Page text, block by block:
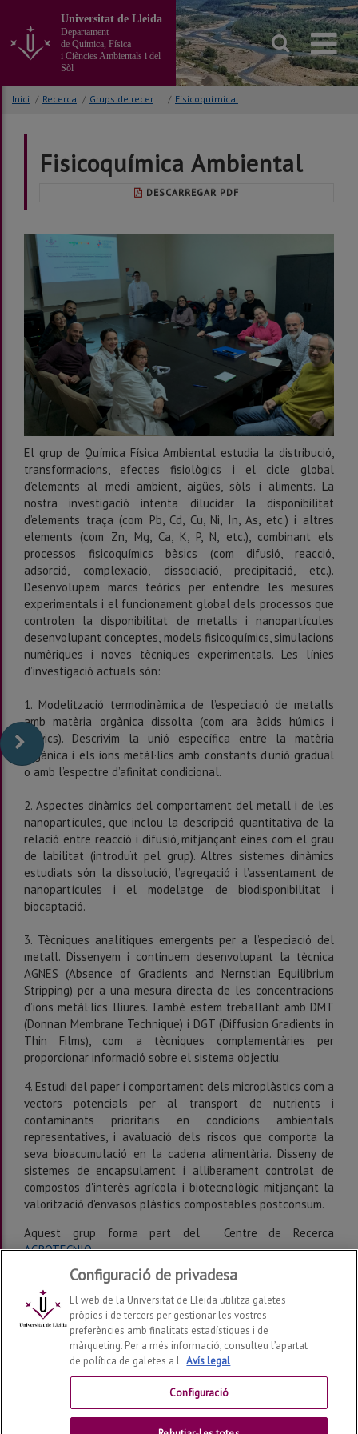
contingut
principal
la
pàgina
Universitat de Lleida
Departament
de Química, Física
i Ciències Ambientals i del
Sòl
Inici / Recerca / Grups de recerca / Fisicoquímica Ambiental
Fisicoquímica Ambiental
DESCARREGAR PDF
El grup de Química Física Ambiental estudia la distribució,
transformacions, efectes fisiològics i el cicle global
d’elements al medi ambient, aigües, sòls i aliments. La
nostra investigació intenta dilucidar la disponibilitat
d’elements traça (com Pb, Cd, Cu, Ni, In, As, etc.) i altres
elements (com Zn, Mg, Ca, K, P, N, etc.), combinant els
processos fisicoquímics bàsics (com difusió, reacció,
adsorció, complexació, dissociació, precipitació, etc.).
Desenvolupem marcs teòrics per entendre les mesures
experimentals i el funcionament global dels processos que
controlen la disponibilitat de metalls i nanopartícules
desenvolupant conceptes, models fisicoquímics, simulacions
numèriques i noves tècniques experimentals. Les línies
d’investigació actuals són:
1. Modelització termodinàmica de l’especiació de metalls
amb matèria orgànica dissolta (com ara àcids húmics i
fulvics). Descrivim la unió específica entre la matèria
orgànica i els ions metàl·lics amb constants d’unió gradual
o amb l’espectre d’afinitat condicional.
2. Aspectes dinàmics del comportament del metall i de les
nanopartícules, que inclou la descripció quantitativa de la
relació entre reacció i difusió, mitjançant eines com el grau
de labilitat (introduït pel grup). Altres sistemes dinàmics
estudiats són la dissolució, l’agregació i l’assentament de
nanopartícules i el modelatge de biodisponibilitat i
biocaptació.
3. Tècniques analítiques emergents per a l’especiació del
metall. Dissenyem i continuem desenvolupant la tècnica
AGNES (Absence of Gradients and Nernstian Equilibrium
Stripping) per a una mesura directa de les concentracions
d’ions metàl·lics lliures. També estem treballant amb DMT
(Donnan Membrane Technique) i DGT (Diffusion Gradients in
Thin Films), com a tècniques complementàries per
proporcionar informació sobre el sistema objectiu.
4. Estudi del paper i comportament dels microplàstics com a
vectors potencials per al transport de nutrients i
contaminants prioritaris en condicions ambientals
representatives, i avaluació dels riscos que comporta la
seva bioacumulació en la cadena alimentària. Disseny de
sistemes de encapsulament i alliberament controlat de
compostos d'interès agrícola i biotecnològic mitjançant la
valorització d'envasos plàstics compostables postconsum.
Aquest grup forma part del Centre de Recerca
AGROTECNIO.
Departament de Química, Física i Ciències Ambientals i del
© | Telf: +34 973 70 26 72
Contactar
Configuració de privadesa
El web de la Universitat de Lleida utilitza galetes
pròpies i de tercers per gestionar les vostres
preferències amb finalitats estadístiques i de
màrqueting. Per a més informació, consulteu l’apartat
de política de galetes a l' Avís legal
Configuració